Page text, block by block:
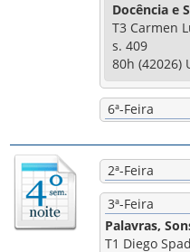
Docência e
T3 Carmen
s. 409
80h (42026)
6ª-Feira
2ª-Feira
3ª-Feira
Palavras,
T1 Diego